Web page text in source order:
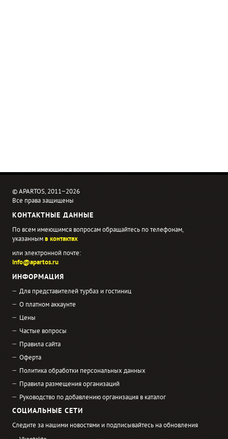
© APARTOS, 2011−2026
Все права защищены
КОНТАКТНЫЕ ДАННЫЕ
По всем имеющимся вопросам обращайтесь по телефонам,
указаннымв контактах
или электронной почте:
info@apartos.ru
ИНФОРМАЦИЯ
Для представителей турбаз и гостиниц
О платном аккаунте
Цены
Частые вопросы
Правила сайта
Оферта
Политика обработки персональных данных
Правила размещения организаций
Руководство по добавлению организация в каталог
СОЦИАЛЬНЫЕ СЕТИ
Следите за нашими новостями и подписывайтесь на обновления